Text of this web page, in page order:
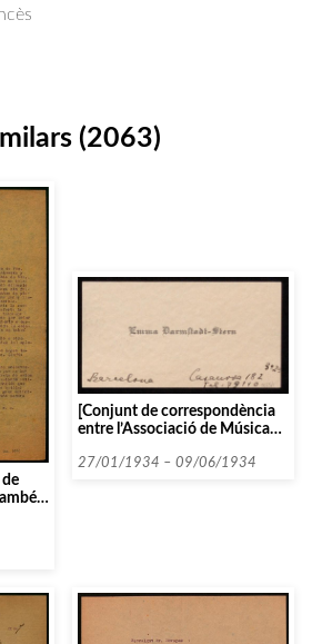
(2063)
de
[Conjunt de correspondència
entre l’Associació de Música
entitats que comencen amb la
27/01/1934 – 09/06/1934